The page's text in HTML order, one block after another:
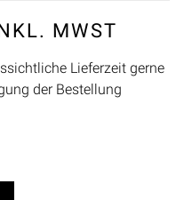
MWST
Lieferzeit gerne
der Bestellung